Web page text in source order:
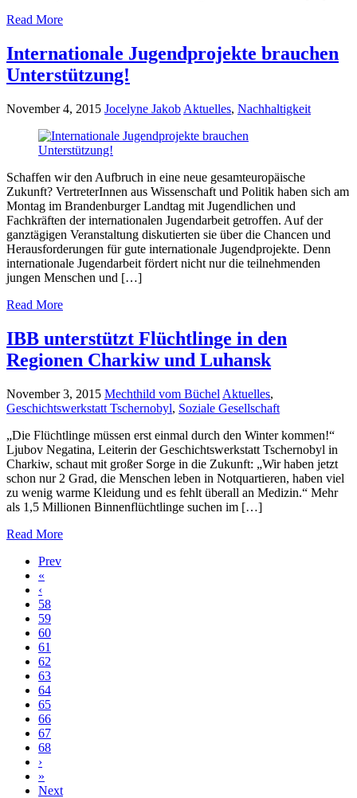
Read More
Internationale Jugendprojekte brauchen
Unterstützung!
November 4, 2015 Jocelyne Jakob Aktuelles, Nachhaltigkeit
Schaffen wir den Aufbruch in eine neue gesamteuropäische
Zukunft? VertreterInnen aus Wissenschaft und Politik haben sich am
Montag im Brandenburger Landtag mit Jugendlichen und
Fachkräften der internationalen Jugendarbeit getroffen. Auf der
ganztägigen Veranstaltung diskutierten sie über die Chancen und
Herausforderungen für gute internationale Jugendprojekte. Denn
internationale Jugendarbeit fördert nicht nur die teilnehmenden
jungen Menschen und […]
Read More
IBB unterstützt Flüchtlinge in den
Regionen Charkiw und Luhansk
November 3, 2015 Mechthild vom Büchel Aktuelles,
Geschichtswerkstatt Tschernobyl, Soziale Gesellschaft
„Die Flüchtlinge müssen erst einmal durch den Winter kommen!“
Ljubov Negatina, Leiterin der Geschichtswerkstatt Tschernobyl in
Charkiw, schaut mit großer Sorge in die Zukunft: „Wir haben jetzt
schon nur 2 Grad, die Menschen leben in Notquartieren, haben viel
zu wenig warme Kleidung und es fehlt überall an Medizin.“ Mehr
als 1,5 Millionen Binnenflüchtlinge suchen im […]
Read More
Prev
«
‹
58
59
60
61
62
63
64
65
66
67
68
›
»
Next